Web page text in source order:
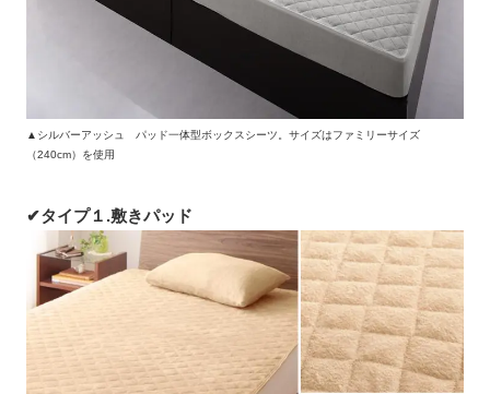
▲シルバーアッシュ パッド一体型ボックスシーツ。サイズはファミリーサイズ
（240cm）を使用
✔タイプ１.敷きパッド